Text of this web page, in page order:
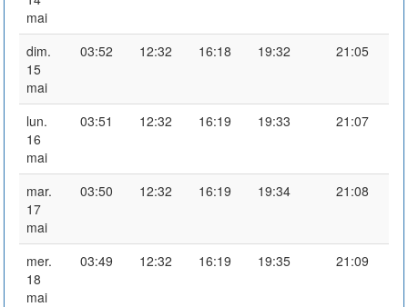
mai
dim.
15
mai
03:52 12:32 16:18 19:32 21:05
lun.
16
mai
03:51 12:32 16:19 19:33 21:07
mar.
17
mai
03:50 12:32 16:19 19:34 21:08
mer.
18
mai
03:49 12:32 16:19 19:35 21:09